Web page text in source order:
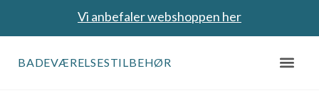
Vi anbefaler webshoppen her
BADEVÆRELSESTILBEHØR